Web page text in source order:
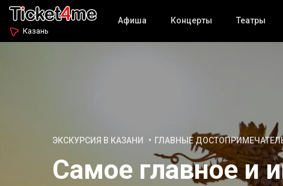
Казань
Афиша Концерты Театры
ЭКСКУРСИЯ В КАЗАНИ ГЛАВНЫЕ
Самое главное и